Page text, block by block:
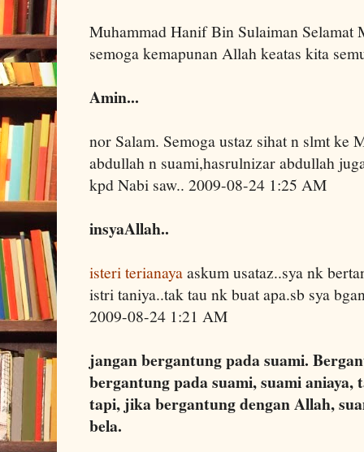
Muhammad Hanif Bin Sulaiman Selamat
semoga kemapunan Allah keatas kita
Amin...
nor Salam. Semoga ustaz sihat n slmt ke
abdullah n suami,hasrulnizar abdullah
kpd Nabi saw.. 2009-08-24 1:25 AM
insyaAllah..
isteri terianayaaskum usataz..sya nk
istri taniya..tak tau nk buat apa.sb sya
2009-08-24 1:21 AM
jangan bergantung pada suami.
bergantung pada suami, suami aniaya,
tapi, jika bergantung dengan Allah,
bela.